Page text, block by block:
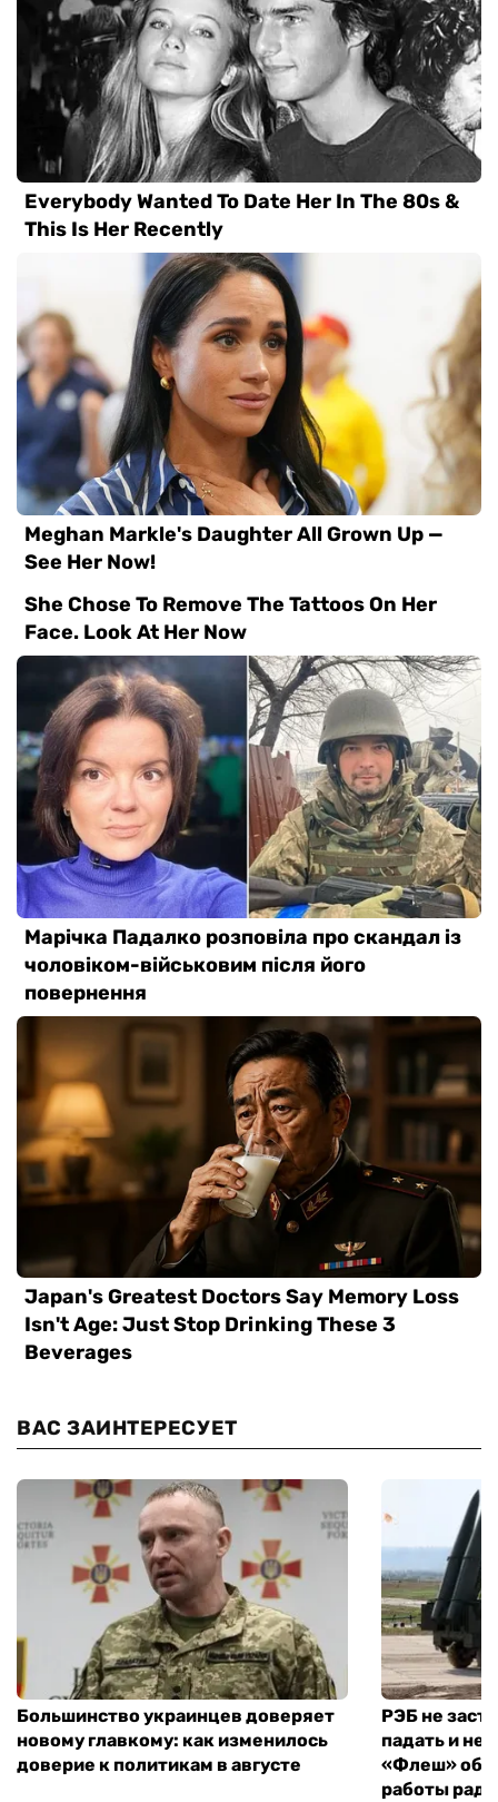
ВАС ЗАИНТЕРЕСУЕТ
Большинство украинцев доверяет
новому главкому: как изменилось
доверие к политикам в августе
РЭБ не
падать и не
«Флеш»
работы